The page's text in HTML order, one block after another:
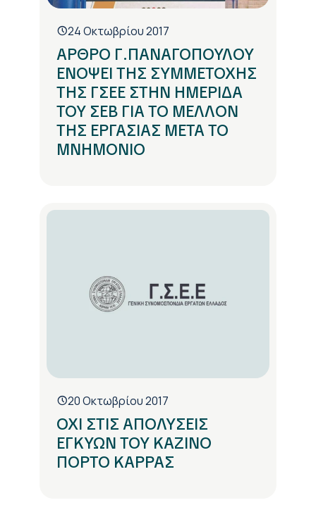
24 Οκτωβρίου 2017
ΑΡΘΡΟ Γ.ΠΑΝΑΓΟΠΟΥΛΟΥ
ΕΝΟΨΕΙ ΤΗΣ ΣΥΜΜΕΤΟΧΗΣ
ΤΗΣ ΓΣΕΕ ΣΤΗΝ ΗΜΕΡΙΔΑ
ΤΟΥ ΣΕΒ ΓΙΑ ΤΟ ΜΕΛΛΟΝ
ΤΗΣ ΕΡΓΑΣΙΑΣ ΜΕΤΑ ΤΟ
ΜΝΗΜΟΝΙΟ
20 Οκτωβρίου 2017
ΟΧΙ ΣΤΙΣ ΑΠΟΛΥΣΕΙΣ
ΕΓΚΥΩΝ ΤΟΥ ΚΑΖΙΝΟ
ΠΟΡΤΟ ΚΑΡΡΑΣ